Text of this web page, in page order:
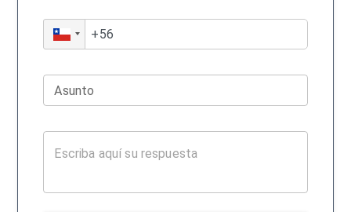
Asunto